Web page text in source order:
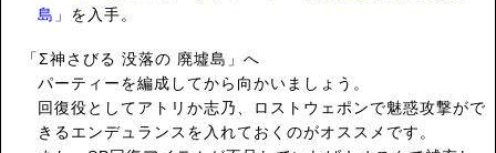
島」 を入手。
「Σ神さびる 没落の 廃墟島」へ
パーティーを編成してから向かいましょう。
回復役としてアトリか志乃、ロストウェポンで魅惑攻撃がで
きるエンデュランスを入れておくのがオススメです。